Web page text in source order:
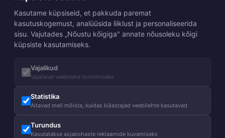
Kasutame küpsiseid, et pakkuda paremat
kasutuskogemust, analüüsida liiklust ja personaliseerida
sisu. Vajutades „Nõustu kõigiga" annate nõusoleku kõigi
küpsiste kasutamiseks.
Vajalikud
Vajalikud veebilehe toimimiseks
Statistika
Aitavad meil mõista, kuidas külastajad veebilehte kasutavad
Turundus
Kasutatakse asjakohaste reklaamide kuvamiseks